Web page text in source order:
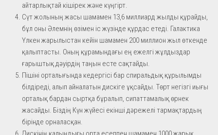
айтарлықтай кішірек және күңгірт.
Сүт жолының жасы шамамен 13,6 миллиард жылды құрайды,
бұл оны Әлемнің өзімен іс жүзінде құрдас етеді. Галактика
Үлкен жарылыстан кейін шамамен 200 миллион жыл өткенде
қалыптасты. Оның құрамындағы ең ежелгі жұлдыздар
ғарыштық дәуірдің таңын есте сақтайды.
Пішіні орталығында кедергісі бар спиральдық құрылымды
білдіреді, алып айналатын дискіге ұқсайды. Төрт негізгі иығы
орталық бардан сыртқа бұралып, сипаттамалық өрнек
жасайды. Біздің Күн жүйесі екінші дәрежелі тармақтардың
бірінде орналасқан.